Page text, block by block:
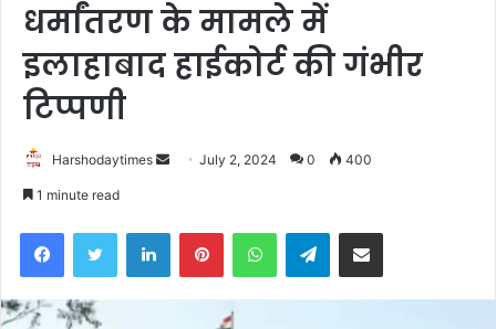
धर्मांतरण के मामले में
इलाहाबाद हाईकोर्ट की गंभीर
टिप्पणी
Harshodaytimes
SendJuly 2, 2024 0 400
1 minute read
FacebookTwitter LinkedInPinterestWhatsAppTelegramShare via Email